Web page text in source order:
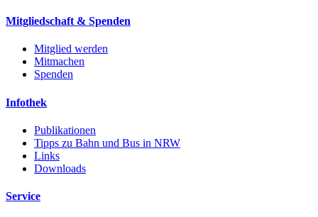
Mitgliedschaft & Spenden
Mitglied werden
Mitmachen
Spenden
Infothek
Publikationen
Tipps zu Bahn und Bus in NRW
Links
Downloads
Service